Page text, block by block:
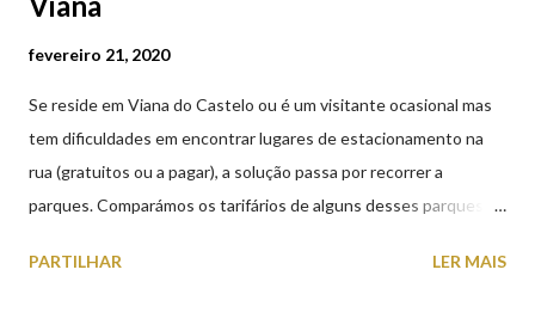
fevereiro 21, 2020
Se reside em Viana do Castelo ou é um visitante ocasional mas
tem dificuldades em encontrar lugares de estacionamento na
rua (gratuitos ou a pagar), a solução passa por recorrer a
parques. Comparámos os tarifários de alguns desses parques de
subterrâneos) perto do centro da cidade (entenda-se por
PARTILHAR LER MAIS